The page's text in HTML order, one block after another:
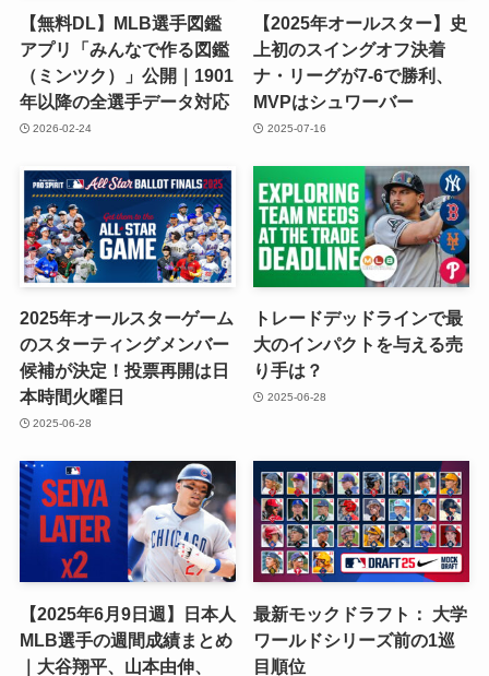
【無料DL】MLB選手図鑑
アプリ「みんなで作る図鑑
（ミンツク）」公開｜1901
年以降の全選手データ対応
2026-02-24
【2025年オールスター】史
上初のスイングオフ決着
ナ・リーグが7-6で勝利、
MVPはシュワーバー
2025-07-16
2025年オールスターゲーム
のスターティングメンバー
候補が決定！投票再開は日
本時間火曜日
2025-06-28
トレードデッドラインで最
大のインパクトを与える売
り手は？
2025-06-28
【2025年6月9日週】日本人
MLB選手の週間成績まとめ
｜大谷翔平、山本由伸、
最新モックドラフト： 大学
ワールドシリーズ前の1巡
目順位